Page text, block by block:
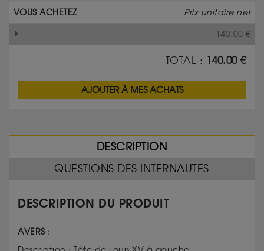
VOUS ACHETEZ Prix unitaire net
140.00 €
TOTAL : 140.00€
AJOUTER À MES ACHATS
DESCRIPTION
QUESTIONS DES INTERNAUTES
DESCRIPTION DU PRODUIT
AVERS :